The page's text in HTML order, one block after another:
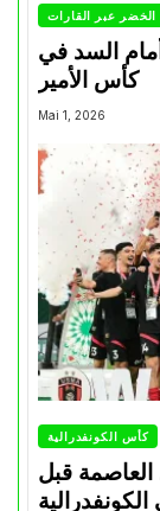
الخضر عبر القارات
السد في
كأس الأمير
Mai 1, 2026
كأس الكونفدرالية
العاصمة قبل